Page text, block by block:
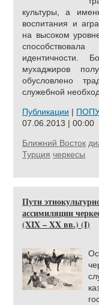
культуры, а
воспитания и
на высоком
идентичности.
мухаджиров
обусловлено
служебной
Публикации |
07.06.2013 | 00:00
Ближний Восток
Турция черкесы
Пути
ассимиляции
(XIX – XX вв.) (I)